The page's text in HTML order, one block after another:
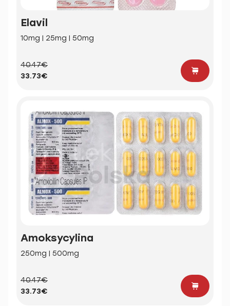
Elavil
10mg | 25mg | 50mg
40.47€
33.73€
Amoksycylina
250mg | 500mg
40.47€
33.73€